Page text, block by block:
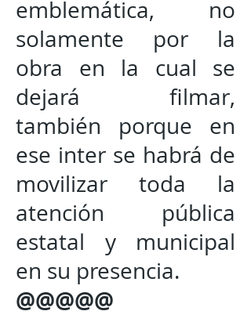
emblemática, no
solamente por la
obra en la cual se
dejará filmar,
también porque en
ese inter se habrá de
movilizar toda la
atención pública
estatal y municipal
en su presencia.
@@@@@